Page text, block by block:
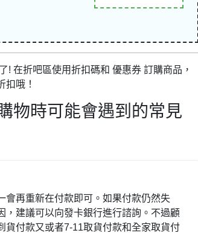
在折吧區使用折扣碼和 優惠券 訂購商品，
扣哦！
物時可能會遇到的常見
會再重新在付款即可。如果付款仍然失
，建議可以向發卡銀行進行諮詢。不過顧
貨付款又或者7-11取貨付款和全家取貨付